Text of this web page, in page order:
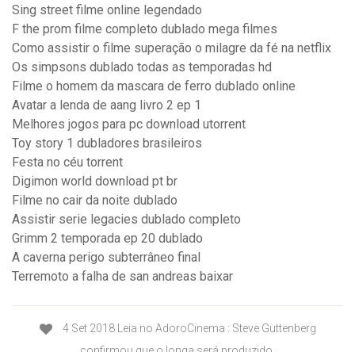
Sing street filme online legendado
F the prom filme completo dublado mega filmes
Como assistir o filme superação o milagre da fé na netflix
Os simpsons dublado todas as temporadas hd
Filme o homem da mascara de ferro dublado online
Avatar a lenda de aang livro 2 ep 1
Melhores jogos para pc download utorrent
Toy story 1 dubladores brasileiros
Festa no céu torrent
Digimon world download pt br
Filme no cair da noite dublado
Assistir serie legacies dublado completo
Grimm 2 temporada ep 20 dublado
A caverna perigo subterrâneo final
Terremoto a falha de san andreas baixar
4 Set 2018 Leia no AdoroCinema : Steve Guttenberg